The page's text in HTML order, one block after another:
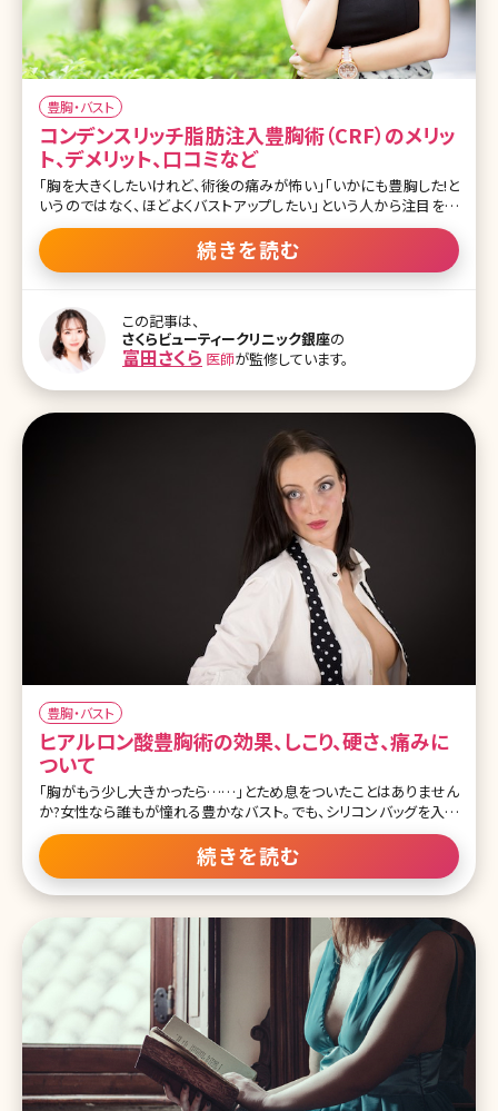
豊胸・バスト
コンデンスリッチ脂肪注入豊胸術（CRF）のメリッ
ト、デメリット、口コミなど
「胸を大きくしたいけれど、術後の痛みが怖い」「いかにも豊胸した!と
いうのではなく、ほどよくバストアップしたい」という人から注目を集
めているのが、コンデンスリッチ豊胸術です。見た目や手触りが自然、
ダウンタイムが短いなど、さまざまなメリットがあると言われているコ
ンデンスリッチ豊胸がどんな方法なのか、デメリットも含めて詳しくご
豊胸のメリット 1-2.コンデンスリッチ豊胸のデメリット 1-3.コンデンス
リッチ豊胸の施術プロセス 1-4.コンデンスリッチ豊胸のダウンタイム
と術後経過 1-5.コンデンスリッチ豊胸の口コミ 1-6.コンデンスリッチ
豊胸を受けた人のブログ 1-7.コンデンスリッチ豊胸、しこりができる
のは失敗? 1-8.CRF(コンデンスリッチファット)認定クリニック 2.コン
続きを読む
この記事は、
さくらビューティークリニック銀座の
富田さくら 医師が監修しています。
豊胸・バスト
ヒアルロン酸豊胸術の効果、しこり、硬さ、痛みに
ついて
「胸がもう少し大きかったら……」とため息をついたことはありません
か?女性なら誰もが憧れる豊かなバスト。でも、シリコンバッグを入れ
るような大掛かりな手術は怖くて受けられないという方も多いでしょ
う。そこで、考えてみたいのがヒアルロン酸注射による豊胸の施術で
す。ここでは気軽にバストアップできる印象のあるヒアルロン酸豊胸
のメリットやデメリット、最新の情報などについて詳しく説明していき
ン酸豊胸のメリット 1-2.ヒアルロン酸豊胸、何cc注入するのがオスス
メ? 1-3.ヒアルロン酸豊胸による授乳や乳がん検査への影響 1-4.豊
胸に使用するヒアルロン酸の種類 1-5.ヒアルロン酸豊胸のデメリッ
ト。術後は痛い?マッサージは必要? 1-6.ヒアルロン酸
続きを読む